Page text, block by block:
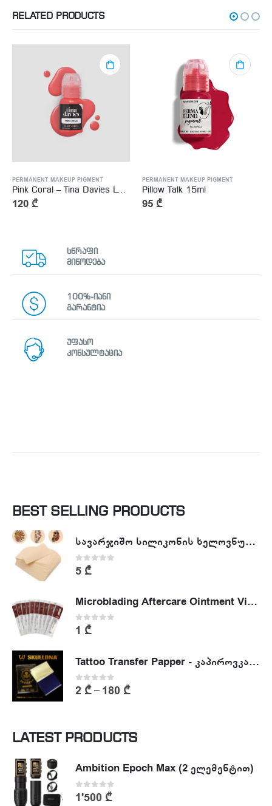
RELATED PRODUCTS
PERMANENT MAKEUP PIGMENT
120 ₾
PERMANENT MAKEUP PIGMENT
Pillow Talk 15ml
95 ₾
სწრაფი
მიწოდება
100%-იანი
გარანტია
უფასო
კონსულტაცია
BEST SELLING PRODUCTS
სავარჯიშო სილიკონის ხელოვნური კანი - Tattoo Practike skin
0out of 5
5 ₾
Microblading Aftercare Ointment Vitamin A&D
0 out of 5
1 ₾
Tattoo Transfer Papper - კაპიროვკა - ტატუს ესკიზის კოპირების ქაღალდი
0out of 5
2 ₾– 180 ₾
LATEST PRODUCTS
Ambition Epoch Max (2 ელემენტით)
0out of 5
1'500 ₾